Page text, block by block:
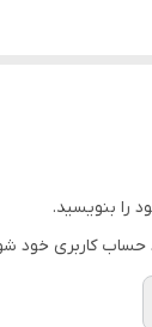
را بنویسید.
حساب کاربری خود